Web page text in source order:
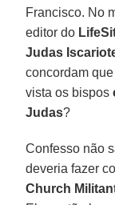
Francisco. No
editor do
Judas
concordam
vista os bispos
Judas?
Confesso não
deveria fazer
Church